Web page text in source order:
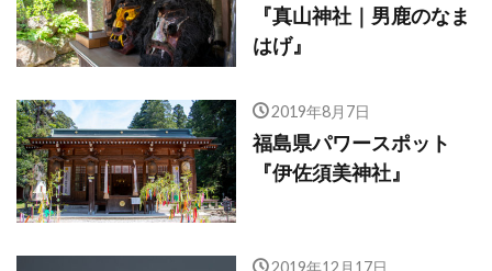
『真山神社｜男鹿のなま
はげ』
2019年8月7日
福島県パワースポット
『伊佐須美神社』
2019年12月17日